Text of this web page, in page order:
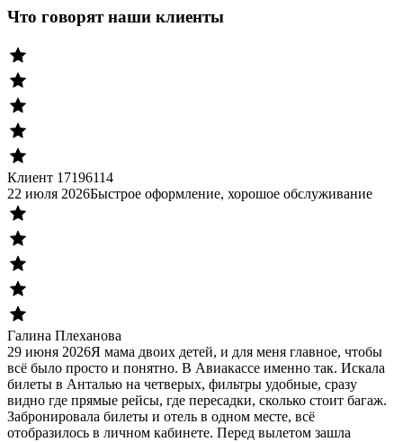
Что говорят наши клиенты
Клиент 17196114
22 июля 2026Быстрое оформление, хорошое обслуживание
Галина Плеханова
29 июня 2026Я мама двоих детей, и для меня главное, чтобы
всё было просто и понятно. В Авиакассе именно так. Искала
билеты в Анталью на четверых, фильтры удобные, сразу
видно где прямые рейсы, где пересадки, сколько стоит багаж.
Забронировала билеты и отель в одном месте, всё
отобразилось в личном кабинете. Перед вылетом зашла